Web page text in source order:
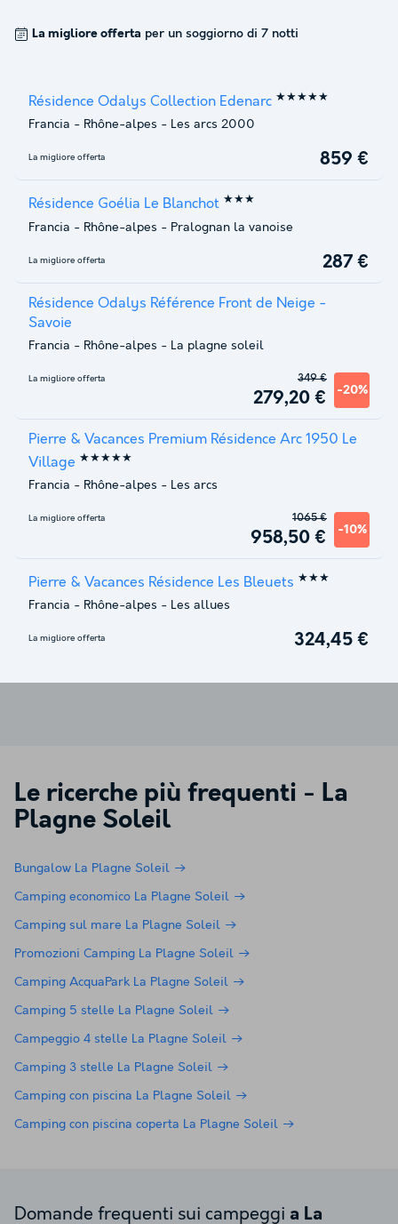
La migliore offerta per un soggiorno di 7 notti
Résidence Odalys Collection Edenarc ★★★★★
Francia - Rhône-alpes - Les arcs 2000
La migliore offerta 859 €
Résidence Goélia Le Blanchot ★★★
Francia - Rhône-alpes - Pralognan la vanoise
La migliore offerta 287 €
Résidence Odalys Référence Front de Neige -
Savoie
Francia - Rhône-alpes - La plagne soleil
La migliore offerta
279,20 € -20%
349 €
Pierre & Vacances Premium Résidence Arc 1950 Le
Village ★★★★★
Francia - Rhône-alpes - Les arcs
La migliore offerta
958,50 € -10%
1065 €
Pierre & Vacances Résidence Les Bleuets ★★★
Francia - Rhône-alpes - Les allues
La migliore offerta 324,45 €
Le ricerche più frequenti - La
Plagne Soleil
Bungalow La Plagne Soleil
Camping economico La Plagne Soleil
Camping sul mare La Plagne Soleil
Promozioni Camping La Plagne Soleil
Camping AcquaPark La Plagne Soleil
Camping 5 stelle La Plagne Soleil
Campeggio 4 stelle La Plagne Soleil
Camping 3 stelle La Plagne Soleil
Camping con piscina La Plagne Soleil
Camping con piscina coperta La Plagne Soleil
Domande frequenti sui campeggi a La